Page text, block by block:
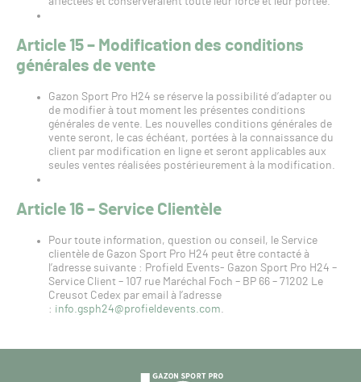
Article 15 – Modification des conditions
générales de vente
Gazon Sport Pro H24 se réserve la possibilité d’adapter ou
de modifier à tout moment les présentes conditions
générales de vente. Les nouvelles conditions générales de
vente seront, le cas échéant, portées à la connaissance du
client par modification en ligne et seront applicables aux
seules ventes réalisées postérieurement à la modification.
Article 16 – Service Clientèle
Pour toute information, question ou conseil, le Service
clientèle de Gazon Sport Pro H24 peut être contacté à
l’adresse suivante : Profield Events- Gazon Sport Pro H24 –
Service Client – 107 rue Maréchal Foch – BP 66 – 71202 Le
Creusot Cedex par email à l’adresse
: info.gsph24@profieldevents.com.